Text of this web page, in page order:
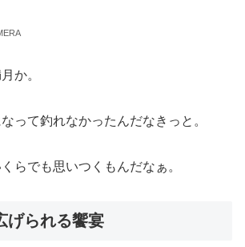
か。
って釣れなかったんだなきっと。
らでも思いつくもんだなぁ。
げられる饗宴